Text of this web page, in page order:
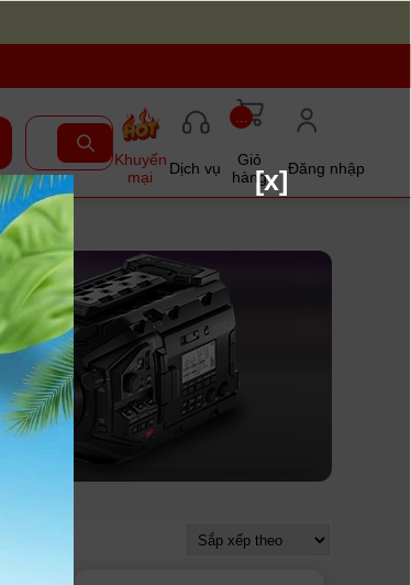
Khuyến
mại
Dịch vụ
Giỏ
hàng
Đăng nhập
[x]